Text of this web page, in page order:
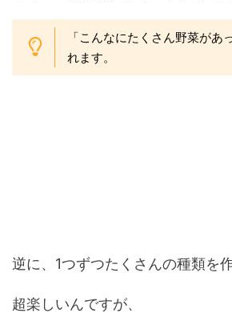
「こんなにたくさん野菜があ
れます。
逆に、1つずつたくさんの種類を
超楽しいんですが、